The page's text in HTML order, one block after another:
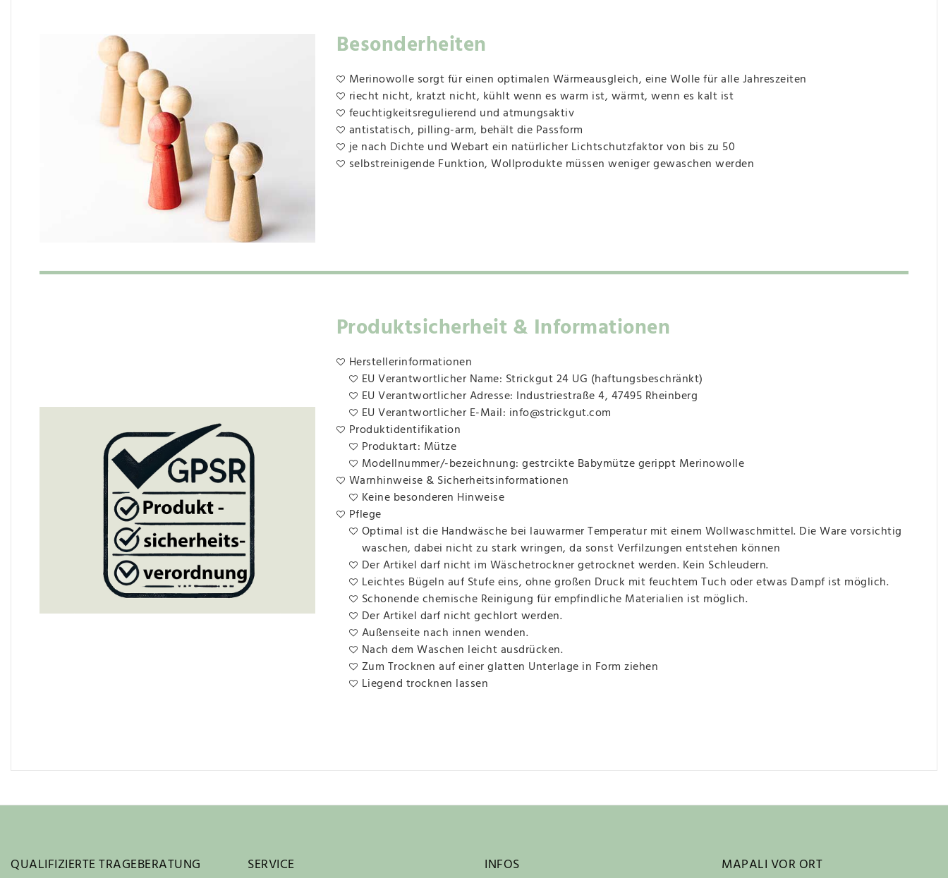
Besonderheiten
Merinowolle sorgt für einen optimalen Wärmeausgleich, eine Wolle für alle Jahreszeiten
riecht nicht, kratzt nicht, kühlt wenn es warm ist, wärmt, wenn es kalt ist
feuchtigkeitsregulierend und atmungsaktiv
antistatisch, pilling-arm, behält die Passform
je nach Dichte und Webart ein natürlicher Lichtschutzfaktor von bis zu 50
selbstreinigende Funktion, Wollprodukte müssen weniger gewaschen werden
Produktsicherheit & Informationen
Herstellerinformationen
EU Verantwortlicher Name: Strickgut 24 UG (haftungsbeschränkt)
EU Verantwortlicher Adresse: Industriestraße 4, 47495 Rheinberg
EU Verantwortlicher E-Mail: info@strickgut.com
Produktidentifikation
Produktart: Mütze
Modellnummer/-bezeichnung: gestrcikte Babymütze gerippt Merinowolle
Warnhinweise & Sicherheitsinformationen
Keine besonderen Hinweise
Pflege
Optimal ist die Handwäsche bei lauwarmer Temperatur mit einem Wollwaschmittel. Die Ware vorsichtig
waschen, dabei nicht zu stark wringen, da sonst Verfilzungen entstehen können
Der Artikel darf nicht im Wäschetrockner getrocknet werden. Kein Schleudern.
Leichtes Bügeln auf Stufe eins, ohne großen Druck mit feuchtem Tuch oder etwas Dampf ist möglich.
Schonende chemische Reinigung für empfindliche Materialien ist möglich.
Der Artikel darf nicht gechlort werden.
Außenseite nach innen wenden.
Nach dem Waschen leicht ausdrücken.
Zum Trocknen auf einer glatten Unterlage in Form ziehen
Liegend trocknen lassen
QUALIFIZIERTE TRAGEBERATUNG SERVICE INFOS MAPALI VOR ORT